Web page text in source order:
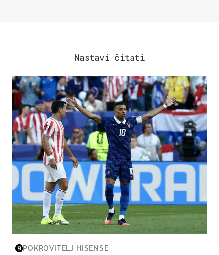
Nastavi čitati
SVJETSKO PRVENSTVO 2026
POKROVITELJ HISENSE